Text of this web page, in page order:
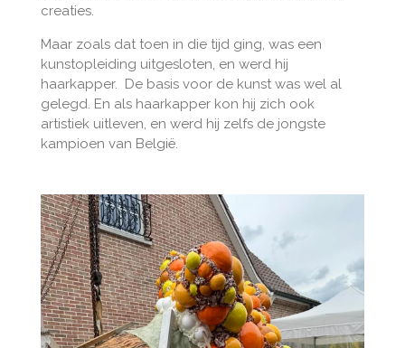
creaties.
Maar zoals dat toen in die tijd ging, was een
kunstopleiding uitgesloten, en werd hij
haarkapper. De basis voor de kunst was wel al
gelegd. En als haarkapper kon hij zich ook
artistiek uitleven, en werd hij zelfs de jongste
kampioen van België.